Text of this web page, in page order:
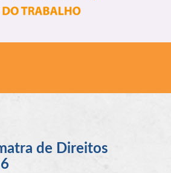
de Direitos